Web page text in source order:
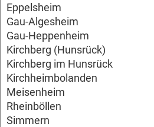
Eppelsheim
Gau-Algesheim
Gau-Heppenheim
Kirchberg (Hunsrück)
Kirchberg im Hunsrück
Kirchheimbolanden
Meisenheim
Rheinböllen
Simmern